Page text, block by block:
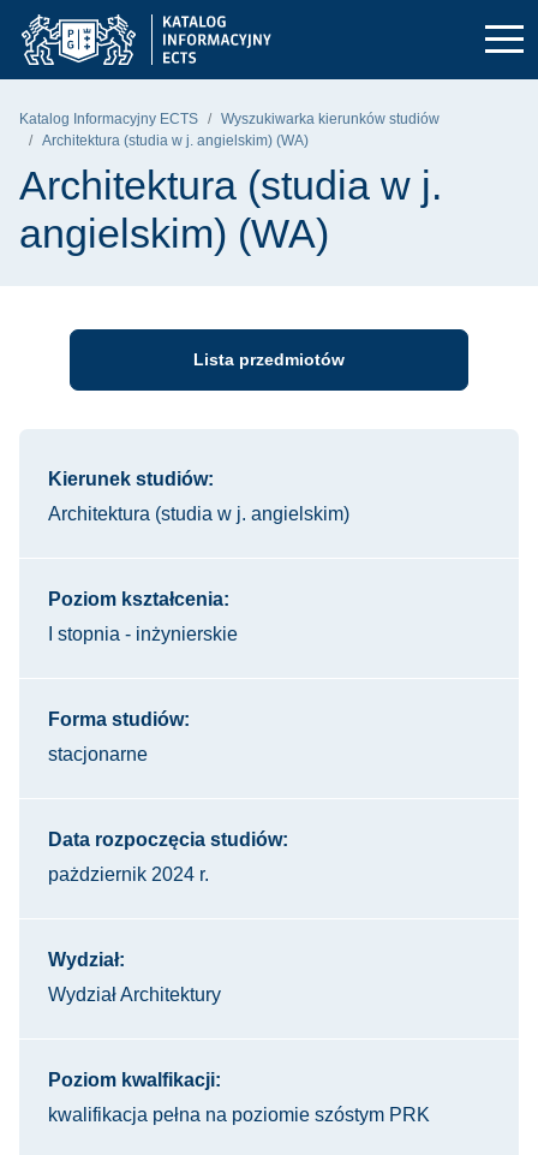
Przejdź do głównego menu
Przejdź do nawigacji
Przejdź do treści
Politechnika Gdańska - strona główna
Katalog Informacyjny ECTS
Wyszukiwarka kierunków studiów
Architektura (studia w j. angielskim) (WA)
Architektura (studia w j.
angielskim) (WA)
Lista przedmiotów
Kierunek studiów:
Architektura (studia w j. angielskim)
Poziom kształcenia:
I stopnia - inżynierskie
Forma studiów:
stacjonarne
Data rozpoczęcia studiów:
pażdziernik 2024 r.
Wydział:
Wydział Architektury
Poziom kwalfikacji:
kwalifikacja pełna na poziomie szóstym PRK